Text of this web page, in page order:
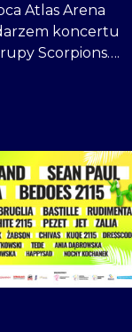
Atlas Arena
koncertu
Scorpions….